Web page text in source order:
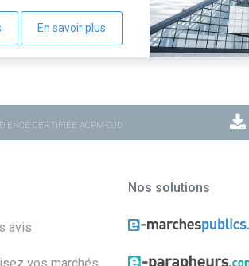
En savoir plus
CERTIFIÉE ACPM-OJD
avis
Nos solutions